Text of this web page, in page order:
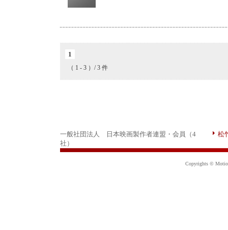
1
（ 1 - 3 ）/ 3 件
一般社団法人 日本映画製作者連盟・会員（4
社）
松
Copyrights ©